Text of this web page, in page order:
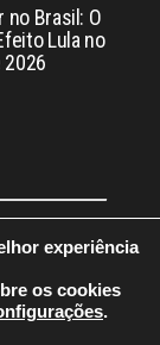
no Brasil: O
Lula no
2026
experiência
os cookies
.